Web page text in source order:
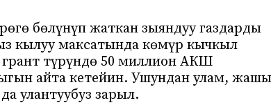
бөлүнүп жаткан зыяндуу газдарды
кылуу максатында көмүр кычкыл
грант түрүндө 50 миллион АКШ
айта кетейин. Ушундан улам,
улантуубуз зарыл.